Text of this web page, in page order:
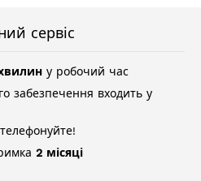
сервіс
у робочий час
забезпечення входить у
2 місяці